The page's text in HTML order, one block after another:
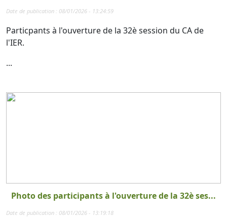
Date de publication : 08/01/2026 - 13:24:59
Particpants à l'ouverture de la 32è session du CA de
l'IER.
...
Photo des participants à l'ouverture de la 32è ses...
Date de publication : 08/01/2026 - 13:19:18